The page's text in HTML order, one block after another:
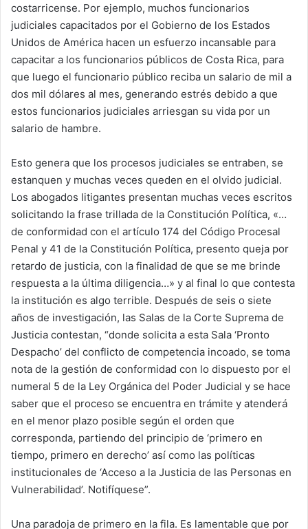
costarricense. Por ejemplo, muchos funcionarios
judiciales capacitados por el Gobierno de los Estados
Unidos de América hacen un esfuerzo incansable para
capacitar a los funcionarios públicos de Costa Rica, para
que luego el funcionario público reciba un salario de mil a
dos mil dólares al mes, generando estrés debido a que
estos funcionarios judiciales arriesgan su vida por un
salario de hambre.
Esto genera que los procesos judiciales se entraben, se
estanquen y muchas veces queden en el olvido judicial.
Los abogados litigantes presentan muchas veces escritos
solicitando la frase trillada de la Constitución Política, «…
de conformidad con el artículo 174 del Código Procesal
Penal y 41 de la Constitución Política, presento queja por
retardo de justicia, con la finalidad de que se me brinde
respuesta a la última diligencia…» y al final lo que contesta
la institución es algo terrible. Después de seis o siete
años de investigación, las Salas de la Corte Suprema de
Justicia contestan, “donde solicita a esta Sala ‘Pronto
Despacho’ del conflicto de competencia incoado, se toma
nota de la gestión de conformidad con lo dispuesto por el
numeral 5 de la Ley Orgánica del Poder Judicial y se hace
saber que el proceso se encuentra en trámite y atenderá
en el menor plazo posible según el orden que
corresponda, partiendo del principio de ‘primero en
tiempo, primero en derecho’ así como las políticas
institucionales de ‘Acceso a la Justicia de las Personas en
Vulnerabilidad’. Notifíquese”.
Una paradoja de primero en la fila. Es lamentable que por